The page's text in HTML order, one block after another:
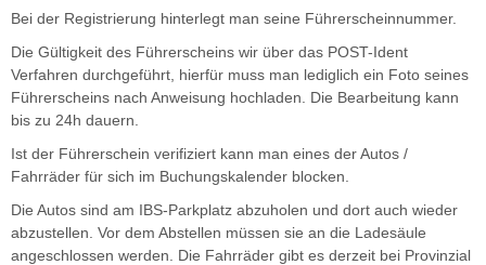
Bei der Registrierung hinterlegt man seine Führerscheinnummer.
Die Gültigkeit des Führerscheins wir über das POST-Ident
Verfahren durchgeführt, hierfür muss man lediglich ein Foto seines
Führerscheins nach Anweisung hochladen. Die Bearbeitung kann
bis zu 24h dauern.
Ist der Führerschein verifiziert kann man eines der Autos /
Fahrräder für sich im Buchungskalender blocken.
Die Autos sind am IBS-Parkplatz abzuholen und dort auch wieder
abzustellen. Vor dem Abstellen müssen sie an die Ladesäule
angeschlossen werden. Die Fahrräder gibt es derzeit bei Provinzial